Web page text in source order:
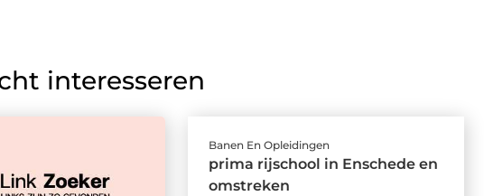
interesseren
Banen En Opleidingen
prima rijschool in Enschede en
omstreken